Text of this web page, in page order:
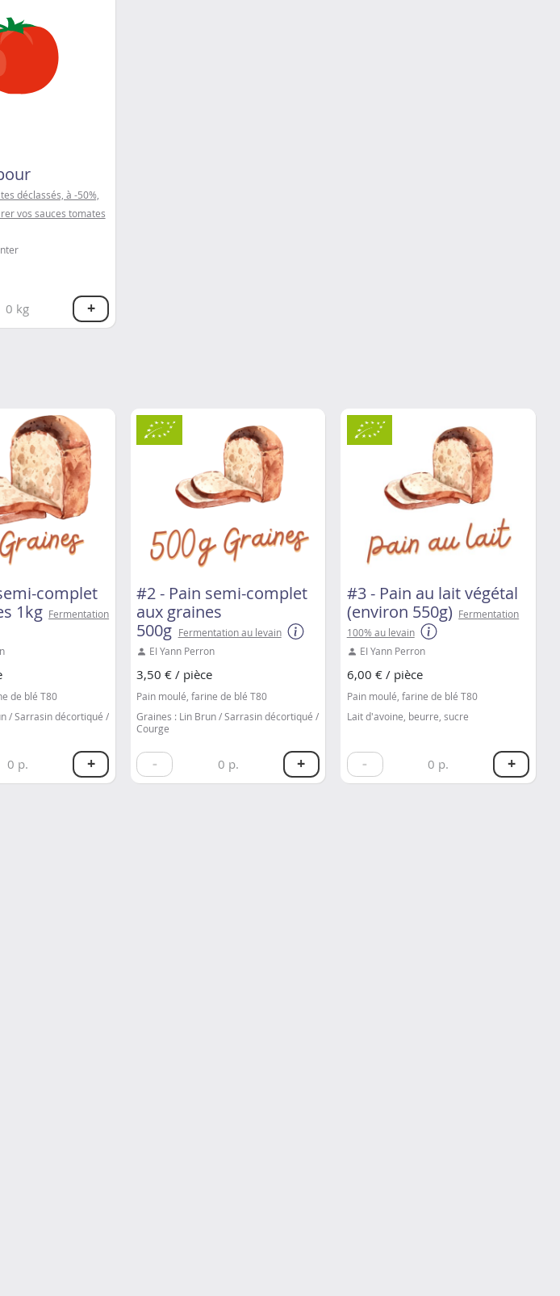
déclassés, à -50%,
vos sauces tomates
0 kg +
complet
1kg Fermentation
de blé T80
/ Sarrasin décortiqué /
0 p. +
#2 - Pain semi-complet
aux graines
500g Fermentation au levain
EI Yann Perron
3,50 € / pièce
Pain moulé, farine de blé T80
Graines : Lin Brun / Sarrasin décortiqué /
Courge
- 0 p. +
#3 - Pain au lait végétal
(environ 550g) Fermentation
100% au levain
EI Yann Perron
6,00 € / pièce
Pain moulé, farine de blé T80
Lait d'avoine, beurre, sucre
- 0 p. +